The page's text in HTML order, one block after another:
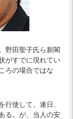
野田聖子氏ら新閣
がすでに現れてい
ろの場合ではな
行使して、連日、
る。が、当人の安